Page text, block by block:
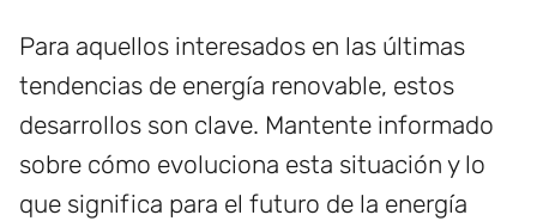
Para aquellos interesados en las últimas
tendencias de energía renovable, estos
desarrollos son clave. Mantente informado
sobre cómo evoluciona esta situación y lo
que significa para el futuro de la energía